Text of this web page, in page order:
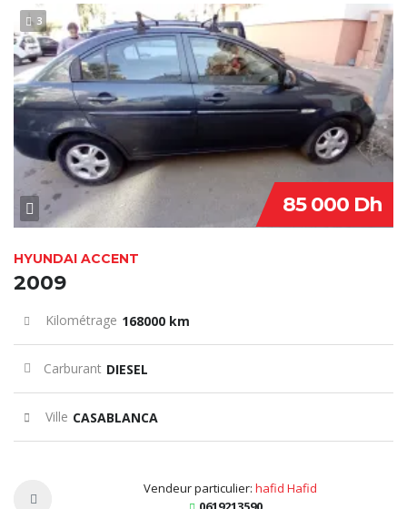
3
85 000 Dh
HYUNDAI ACCENT
2009
Kilométrage 168000 km
Carburant DIESEL
Ville CASABLANCA
Vendeur particulier: hafid Hafid